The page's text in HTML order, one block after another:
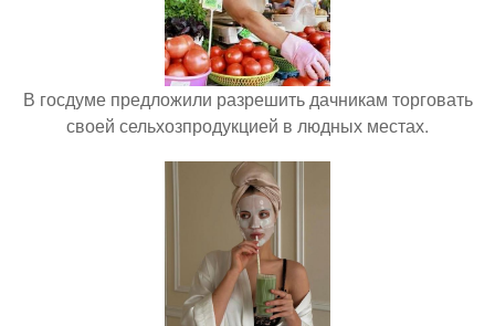
В госдуме предложили разрешить дачникам торговать
своей сельхозпродукцией в людных местах.